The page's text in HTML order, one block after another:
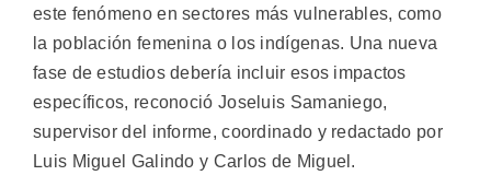
este fenómeno en sectores más vulnerables, como
la población femenina o los indígenas. Una nueva
fase de estudios debería incluir esos impactos
específicos, reconoció Joseluis Samaniego,
supervisor del informe, coordinado y redactado por
Luis Miguel Galindo y Carlos de Miguel.